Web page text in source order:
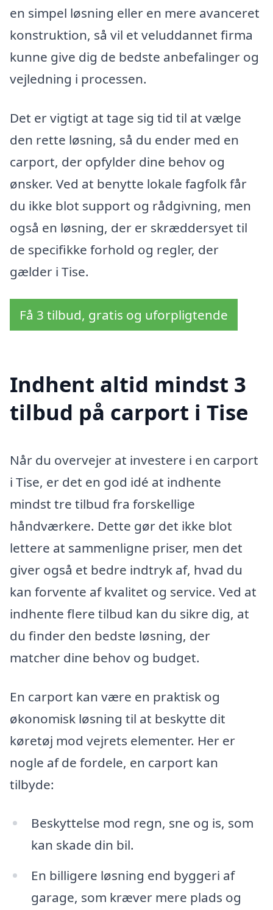
en simpel løsning eller en mere avanceret
konstruktion, så vil et veluddannet firma
kunne give dig de bedste anbefalinger og
vejledning i processen.
Det er vigtigt at tage sig tid til at vælge
den rette løsning, så du ender med en
carport, der opfylder dine behov og
ønsker. Ved at benytte lokale fagfolk får
du ikke blot support og rådgivning, men
også en løsning, der er skræddersyet til
de specifikke forhold og regler, der
gælder i Tise.
Få 3 tilbud, gratis og uforpligtende
Indhent altid mindst 3
tilbud på carport i Tise
Når du overvejer at investere i en carport
i Tise, er det en god idé at indhente
mindst tre tilbud fra forskellige
håndværkere. Dette gør det ikke blot
lettere at sammenligne priser, men det
giver også et bedre indtryk af, hvad du
kan forvente af kvalitet og service. Ved at
indhente flere tilbud kan du sikre dig, at
du finder den bedste løsning, der
matcher dine behov og budget.
En carport kan være en praktisk og
økonomisk løsning til at beskytte dit
køretøj mod vejrets elementer. Her er
nogle af de fordele, en carport kan
tilbyde:
Beskyttelse mod regn, sne og is, som
kan skade din bil.
En billigere løsning end byggeri af
garage, som kræver mere plads og